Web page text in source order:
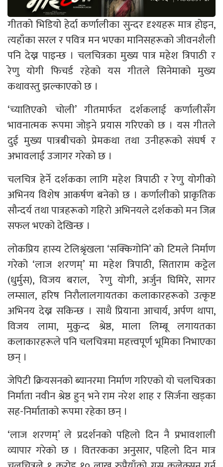
गीतको भिडियो हेर्दा कर्णालीका सुन्दर दृश्यहरू मात्र होइन,
त्यहाँका सरल र पवित्र मन भएका मानिसहरूको जीवनशैली
पनि देख्न पाइन्छ । चलचित्रका मुख्य पात्र महेश त्रिपाठी र
रेणु योगी फिचर्ड रहेको यस गीतले सिनेमाको मुख्य
कथावस्तु झल्काएको छ ।
‘च्यातिएको चोली’ गीतमार्फत दर्शकलाई कर्णालीसँग
भावनात्मक रूपमा जोड्ने प्रयास गरिएको छ । यस गीतले
दुई मुख्य पात्रबीचको प्रेमकथा तथा उनीहरूको संघर्ष र
अभावलाई उजागर गरेको छ ।
चलचित्र हेर्ने दर्शकका लागि महेश त्रिपाठी र रेणु योगीको
अभिनय विशेष आकर्षण बनेको छ । कर्णालीको प्राकृतिक
सौन्दर्य तथा पात्रहरूको गहिरो अभिनयले दर्शकको मन जित्न
सफल भएको देखिन्छ ।
लोकप्रिय हास्य टेलिश्रृंखला ‘सक्किगोनि’ को टिमले निर्माण
गरेको ‘लाज शरणम्’ मा महेश त्रिपाठी, सिताराम कट्टेल
(धुर्मुस), विजय बराल, रेणु योगी, अर्जुन घिमिरे, सागर
लम्साल, हरिष निरौलालगायतका कलाकारहरूको उत्कृष्ट
अभिनय देख्न सकिन्छ । साथै प्रियाना आचार्य, अर्पण थापा,
विजय लामा, मुकुन्द श्रेष्ठ, माला लिम्बू लगायतका
कलाकारहरूले पनि चलचित्रमा महत्त्वपूर्ण भूमिका निभाएका
छन् ।
जेपिटी क्रियसनको ब्यानरमा निर्माण गरिएको यो चलचित्रका
निर्माता नवीन श्रेष्ठ हुन् भने राम नरेश शाह र सिर्जना खड्का
सह-निर्माताको रूपमा रहेका छन् ।
‘लाज शरणम्’ ले प्रदर्शनको पहिलो दिन नै प्रभावशाली
व्यापार गरेको छ । वितरकका अनुसार, पहिलो दिन मात्र